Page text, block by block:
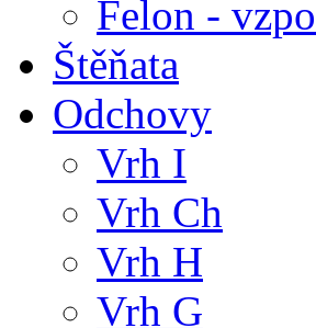
Felon -
Štěňata
Odchovy
Vrh I
Vrh Ch
Vrh H
Vrh G